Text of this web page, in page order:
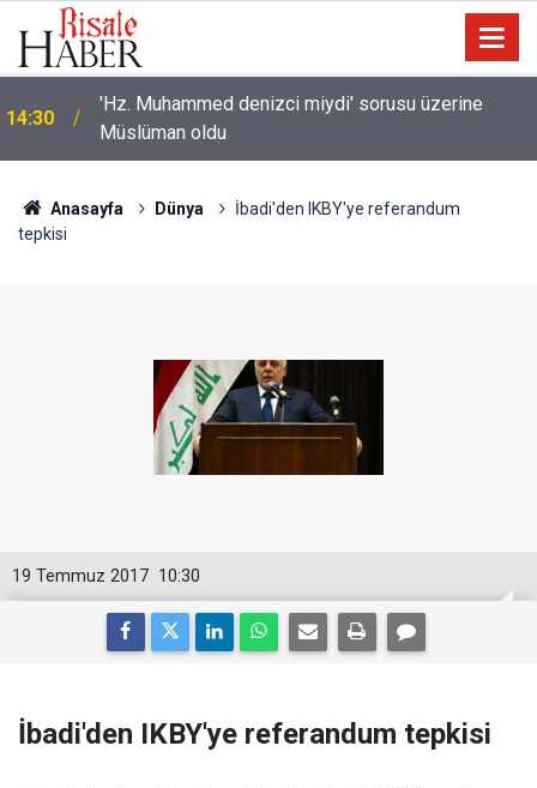
14:30
'Hz. Muhammed denizci miydi' sorusu üzerine
Müslüman oldu
Anasayfa Dünya
İbadi'den IKBY'ye referandum
tepkisi
10:30
19 Temmuz 2017
İbadi'den IKBY'ye referandum tepkisi